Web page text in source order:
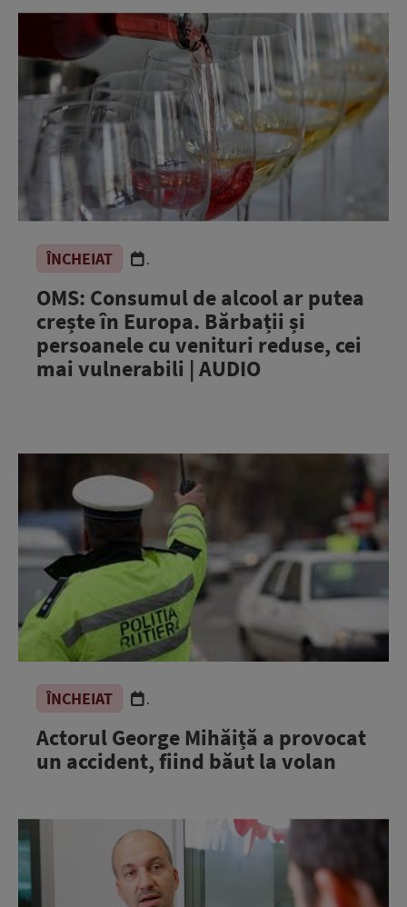
ÎNCHEIAT .
OMS: Consumul de alcool ar putea
crește în Europa. Bărbații și
persoanele cu venituri reduse, cei
mai vulnerabili | AUDIO
ÎNCHEIAT .
Actorul George Mihăiță a provocat
un accident, fiind băut la volan